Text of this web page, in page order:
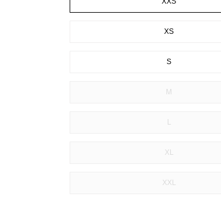
XS
S
M
L
XL
XXL